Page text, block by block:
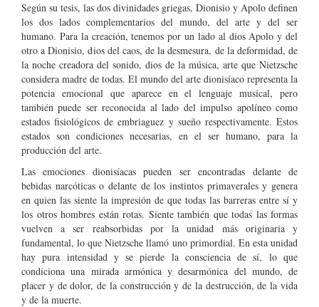
Según su tesis, las dos divinidades griegas, Dionisio y Apolo definen
los dos lados complementarios del mundo, del arte y del ser
humano. Para la creación, tenemos por un lado al dios Apolo y del
otro a Dionisio, dios del caos, de la desmesura, de la deformidad, de
la noche creadora del sonido, dios de la música, arte que Nietzsche
considera madre de todas. El mundo del arte dionisíaco representa la
potencia emocional que aparece en el lenguaje musical, pero
también puede ser reconocida al lado del impulso apolíneo como
estados fisiológicos de embriaguez y sueño respectivamente. Estos
estados son condiciones necesarias, en el ser humano, para la
producción del arte.
Las emociones dionisíacas pueden ser encontradas delante de
bebidas narcóticas o delante de los instintos primaverales y genera
en quien las siente la impresión de que todas las barreras entre sí y
los otros hombres están rotas. Siente también que todas las formas
vuelven a ser reabsorbidas por la unidad más originaria y
fundamental, lo que Nietzsche llamó uno primordial. En esta unidad
hay pura intensidad y se pierde la consciencia de sí, lo que
condiciona una mirada armónica y desarmónica del mundo, de
placer y de dolor, de la construcción y de la destrucción, de la vida
y de la muerte.